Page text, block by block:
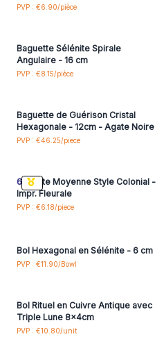
PVP : €6.90/pièceConnectez-vous ou
Baguette Sélénite Spirale
Angulaire - 16 cm
PVP : €8.15/pièceConnectez-vous ou
Baguette de Guérison Cristal
Hexagonale - 12cm - Agate Noire
PVP : €46.25/piece
Connectez-vous ou
6x Boite Moyenne Style Colonial -
Impr. Fleurale
PVP : €6.18/pieceConnectez-vous ou
Bol Hexagonal en Sélénite - 6 cm
PVP : €11.90/Bowl
Connectez-vous ou
Bol Rituel en Cuivre Antique avec
Triple Lune 8x4cm
PVP : €10.80/unit
Connectez-vous ou